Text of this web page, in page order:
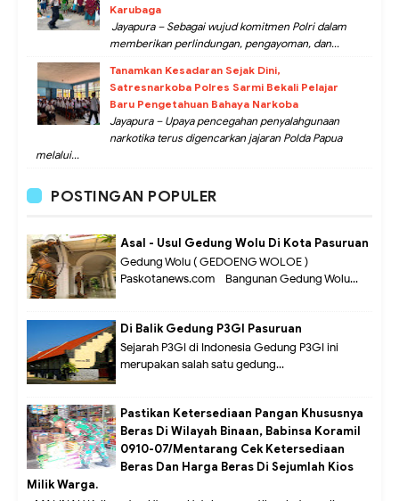
Karubaga
Jayapura – Sebagai wujud komitmen Polri dalam
memberikan perlindungan, pengayoman, dan...
Tanamkan Kesadaran Sejak Dini,
Satresnarkoba Polres Sarmi Bekali Pelajar
Baru Pengetahuan Bahaya Narkoba
Jayapura – Upaya pencegahan penyalahgunaan
narkotika terus digencarkan jajaran Polda Papua
melalui...
POSTINGAN POPULER
Asal - Usul Gedung Wolu Di Kota Pasuruan
Gedung Wolu ( GEDOENG WOLOE )
Paskotanews.com - Bangunan Gedung Wolu...
Di Balik Gedung P3GI Pasuruan
Sejarah P3GI di Indonesia Gedung P3GI ini
merupakan salah satu gedung...
Pastikan Ketersediaan Pangan Khususnya
Beras Di Wilayah Binaan, Babinsa Koramil
0910-07/Mentarang Cek Ketersediaan
Beras Dan Harga Beras Di Sejumlah Kios
Milik Warga.